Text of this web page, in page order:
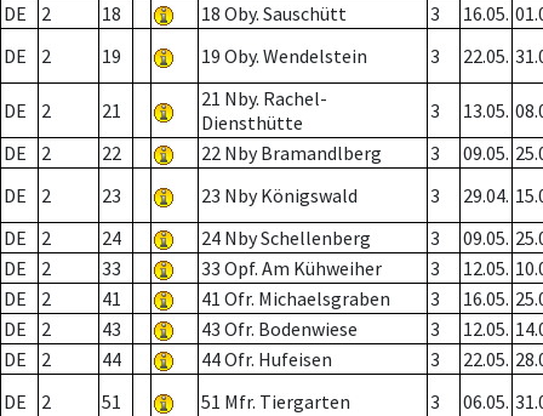
DE
2 18 18 Oby. Sauschütt 3 16.05.
DE
2 19 19 Oby. Wendelstein 3 22.05.
DE 2 21
21 Nby. Rachel-
Diensthütte
3 13.05.
DE
2 22 22 Nby Bramandlberg 3 09.05.
DE
2 23 23 Nby Königswald 3 29.04.
DE
2 24 24 Nby Schellenberg 3 09.05.
DE
2 33 33 Opf. Am Kühweiher 3 12.05.
DE
2 41 41 Ofr. Michaelsgraben 3 16.05.
DE
2 43 43 Ofr. Bodenwiese 3 12.05.
DE
2 44 44 Ofr. Hufeisen 3 22.05.
DE
2 51 51 Mfr. Tiergarten 3 06.05.